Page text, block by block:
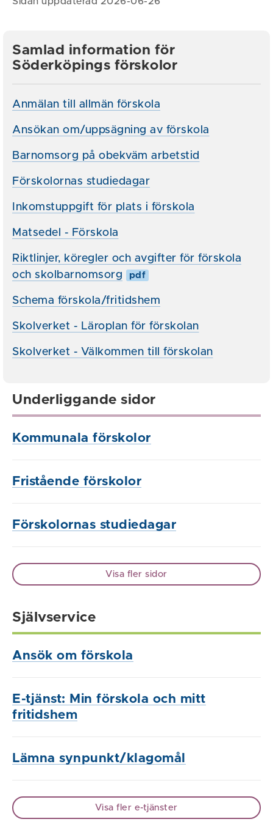
Samlad information för
Söderköpings förskolor
Anmälan till allmän förskola
Ansökan om/uppsägning av förskola
Barnomsorg på obekväm arbetstid
Förskolornas studiedagar
Inkomstuppgift för plats i förskola
Matsedel - Förskola
Riktlinjer, köregler och avgifter för förskola
och skolbarnomsorg
pdf
Schema förskola/fritidshem
Skolverket - Läroplan för förskolan
Skolverket - Välkommen till förskolan
Underliggande sidor
Kommunala förskolor
Fristående förskolor
Förskolornas studiedagar
Visa fler sidor
Självservice
Ansök om förskola
E-tjänst: Min förskola och mitt
fritidshem
Lämna synpunkt/klagomål
Visa fler e-tjänster